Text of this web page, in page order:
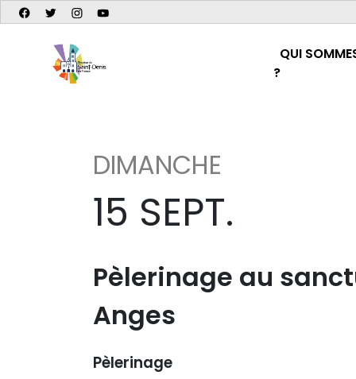
QUI
?
DIMANCHE
15 SEPT.
Pèlerinage au
Anges
Pèlerinage